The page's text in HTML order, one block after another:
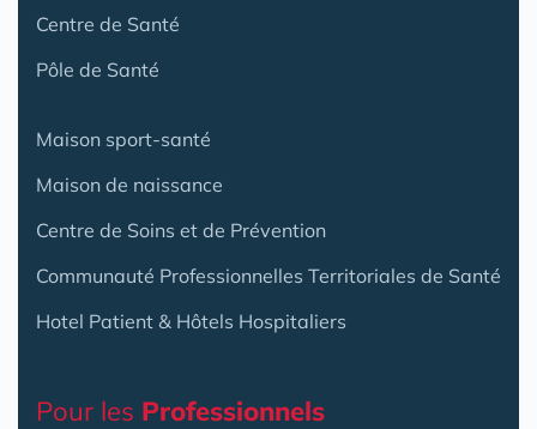
Centre de Santé
Pôle de Santé
Maison sport-santé
Maison de naissance
Centre de Soins et de Prévention
Communauté Professionnelles Territoriales de Santé
Hotel Patient & Hôtels Hospitaliers
Pour les Professionnels